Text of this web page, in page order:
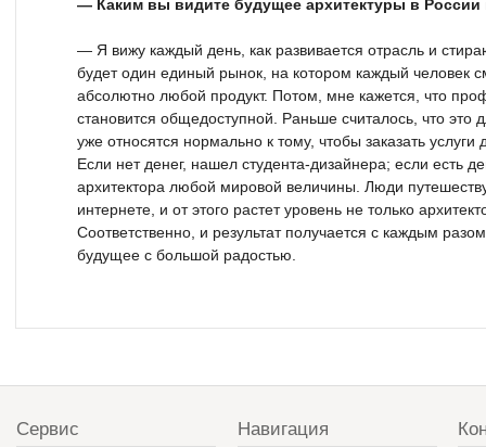
— Каким вы видите будущее архитектуры в России
— Я вижу каждый день, как развивается отрасль и
будет один единый рынок, на котором каждый человек
абсолютно любой продукт. Потом, мне кажется, что
становится общедоступной. Раньше считалось, что это
уже относятся нормально к тому, чтобы заказать
Если нет денег, нашел студента-дизайнера; если есть
архитектора любой мировой величины. Люди
интернете, и от этого растет уровень не только
Соответственно, и результат получается с каждым
будущее с большой радостью.
Сервис Навигация